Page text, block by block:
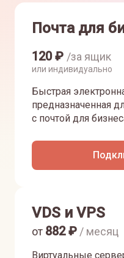
Почта для
120₽ /за ящик
или индивидуально
Быстрая
предназначенная
с почтой для
VDS и VPS
Виртуальные
от 882₽ / месяц